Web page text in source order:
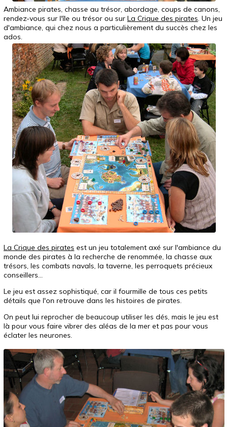
Ambiance pirates, chasse au trésor, abordage, coups de canons,
rendez-vous sur l'île ou trésor ou sur La Crique des pirates. Un jeu
d'ambiance, qui chez nous a particulièrement du succès chez les
ados.
La Crique des pirates est un jeu totalement axé sur l'ambiance du
monde des pirates à la recherche de renommée, la chasse aux
trésors, les combats navals, la taverne, les perroquets précieux
conseillers…
Le jeu est assez sophistiqué, car il fourmille de tous ces petits
détails que l'on retrouve dans les histoires de pirates.
On peut lui reprocher de beaucoup utiliser les dés, mais le jeu est
là pour vous faire vibrer des aléas de la mer et pas pour vous
éclater les neurones.